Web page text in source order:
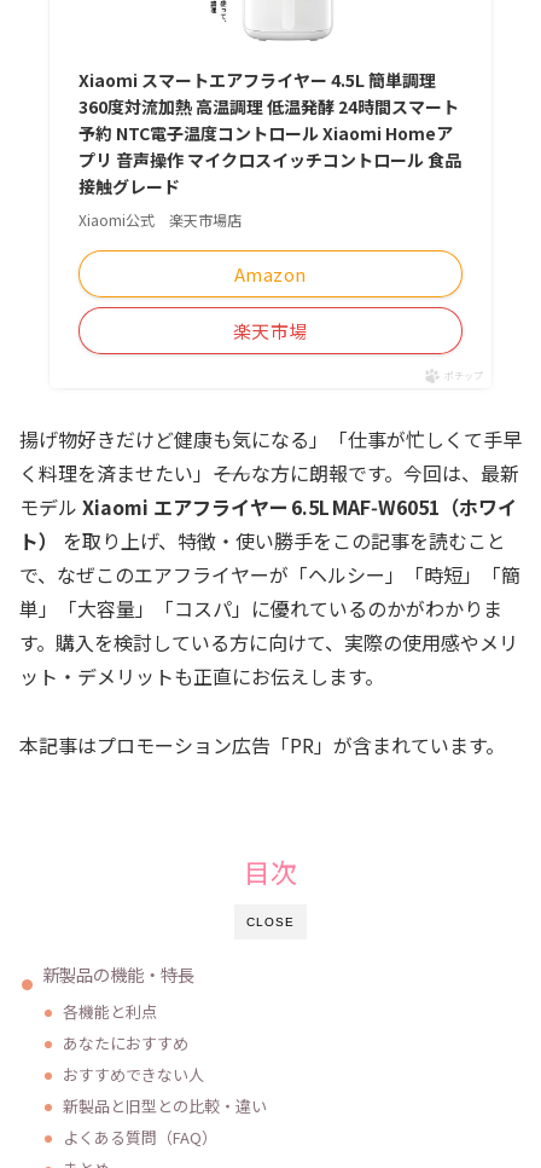
Xiaomi スマートエアフライヤー 4.5L 簡単調理
360度対流加熱 高温調理 低温発酵 24時間スマート
予約 NTC電子温度コントロール Xiaomi Homeア
プリ 音声操作 マイクロスイッチコントロール 食品
接触グレード
Xiaomi公式 楽天市場店
Amazon
楽天市場
ポチップ
揚げ物好きだけど健康も気になる」「仕事が忙しくて手早
く料理を済ませたい」――そんな方に朗報です。今回は、最新
モデル Xiaomi エアフライヤー 6.5L MAF‑W6051（ホワイ
ト）
を取り上げ、特徴・使い勝手をこの記事を読むこと
で、なぜこのエアフライヤーが「ヘルシー」「時短」「簡
単」「大容量」「コスパ」に優れているのかがわかりま
す。購入を検討している方に向けて、実際の使用感やメリ
ット・デメリットも正直にお伝えします。
本記事はプロモーション広告「PR」が含まれています。
CLOSE
目次
新製品の機能・特長
各機能と利点
あなたにおすすめ
おすすめできない人
新製品と旧型との比較・違い
よくある質問（FAQ）